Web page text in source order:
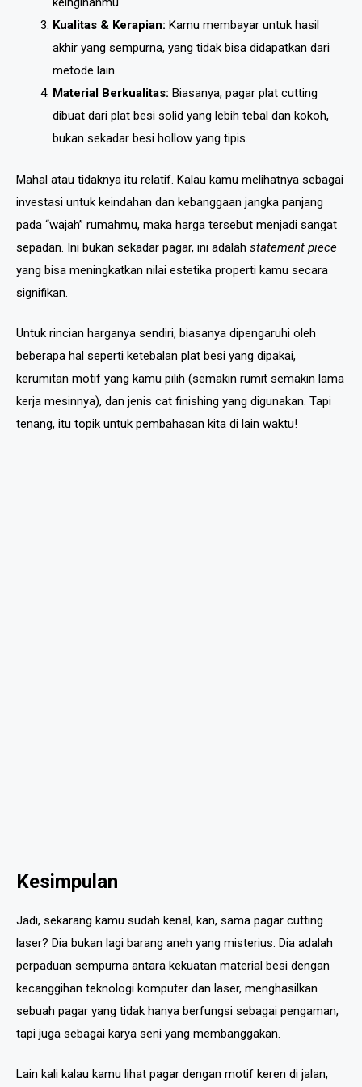
Kualitas & Kerapian: Kamu membayar untuk hasil
akhir yang sempurna, yang tidak bisa didapatkan dari
metode lain.
Material Berkualitas: Biasanya, pagar plat cutting
dibuat dari plat besi solid yang lebih tebal dan kokoh,
bukan sekadar besi hollow yang tipis.
Mahal atau tidaknya itu relatif. Kalau kamu melihatnya sebagai
investasi untuk keindahan dan kebanggaan jangka panjang
pada “wajah” rumahmu, maka harga tersebut menjadi sangat
sepadan. Ini bukan sekadar pagar, ini adalah statement piece
yang bisa meningkatkan nilai estetika properti kamu secara
signifikan.
Untuk rincian harganya sendiri, biasanya dipengaruhi oleh
beberapa hal seperti ketebalan plat besi yang dipakai,
kerumitan motif yang kamu pilih (semakin rumit semakin lama
kerja mesinnya), dan jenis cat finishing yang digunakan. Tapi
tenang, itu topik untuk pembahasan kita di lain waktu!
Kesimpulan
Jadi, sekarang kamu sudah kenal, kan, sama pagar cutting
laser? Dia bukan lagi barang aneh yang misterius. Dia adalah
perpaduan sempurna antara kekuatan material besi dengan
kecanggihan teknologi komputer dan laser, menghasilkan
sebuah pagar yang tidak hanya berfungsi sebagai pengaman,
tapi juga sebagai karya seni yang membanggakan.
Lain kali kalau kamu lihat pagar dengan motif keren di jalan,